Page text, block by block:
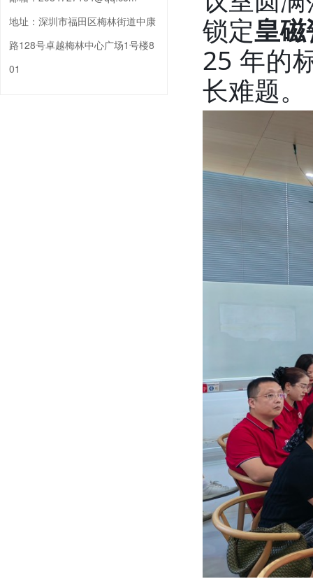
锁定皇
25 年的
长难题。
地址： 深圳市福田区梅林街道中康
路128号卓越梅林中心广场1号楼8
01